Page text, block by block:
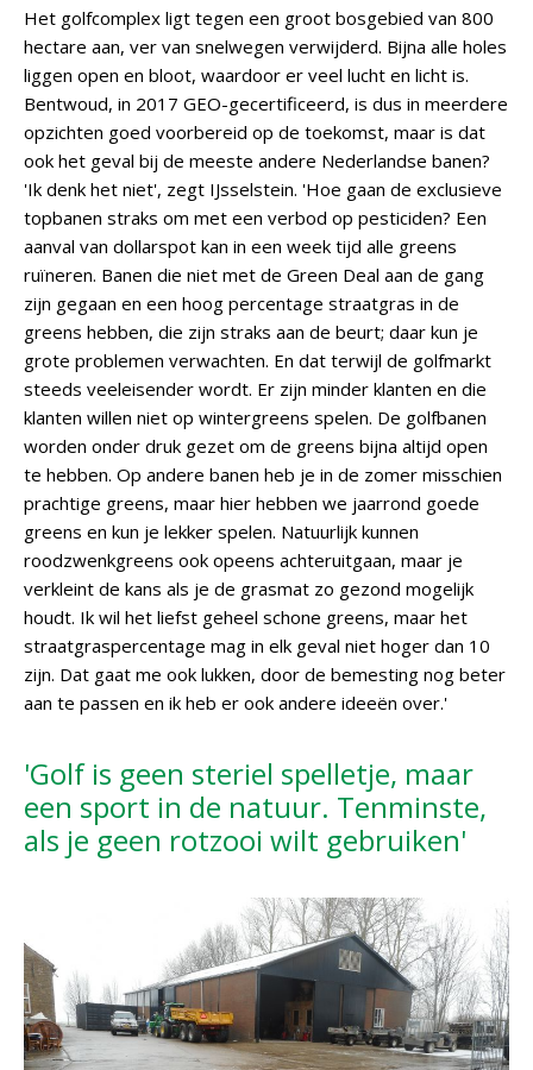
Het golfcomplex ligt tegen een groot bosgebied van 800
hectare aan, ver van snelwegen verwijderd. Bijna alle holes
liggen open en bloot, waardoor er veel lucht en licht is.
Bentwoud, in 2017 GEO-gecertificeerd, is dus in meerdere
opzichten goed voorbereid op de toekomst, maar is dat
ook het geval bij de meeste andere Nederlandse banen?
'Ik denk het niet', zegt IJsselstein. 'Hoe gaan de exclusieve
topbanen straks om met een verbod op pesticiden? Een
aanval van dollarspot kan in een week tijd alle greens
ruïneren. Banen die niet met de Green Deal aan de gang
zijn gegaan en een hoog percentage straatgras in de
greens hebben, die zijn straks aan de beurt; daar kun je
grote problemen verwachten. En dat terwijl de golfmarkt
steeds veeleisender wordt. Er zijn minder klanten en die
klanten willen niet op wintergreens spelen. De golfbanen
worden onder druk gezet om de greens bijna altijd open
te hebben. Op andere banen heb je in de zomer misschien
prachtige greens, maar hier hebben we jaarrond goede
greens en kun je lekker spelen. Natuurlijk kunnen
roodzwenkgreens ook opeens achteruitgaan, maar je
verkleint de kans als je de grasmat zo gezond mogelijk
houdt. Ik wil het liefst geheel schone greens, maar het
straatgraspercentage mag in elk geval niet hoger dan 10
zijn. Dat gaat me ook lukken, door de bemesting nog beter
aan te passen en ik heb er ook andere ideeën over.'
'Golf is geen steriel spelletje, maar
een sport in de natuur. Tenminste,
als je geen rotzooi wilt gebruiken'